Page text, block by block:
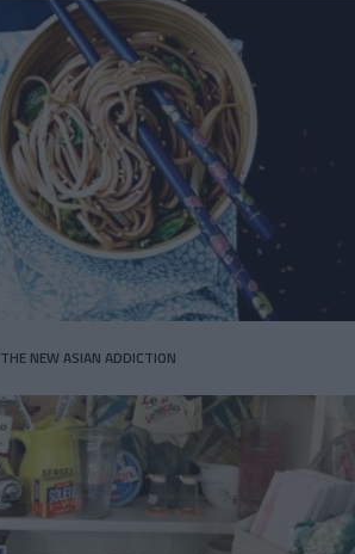
THE NEW ASIAN ADDICTION